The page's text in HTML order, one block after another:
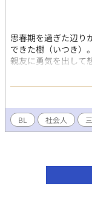
思春期を過ぎた辺り
できた樹（いつき）
親友に勇気を出して
とは出来なかった
った樹はある出来事
もつことに。 それ
限界を感じ始めてい
ていた相手と再会し
一度は身を引いた男
BL 社会人